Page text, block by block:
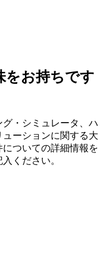
をお持ちです
・シミュレータ、ハ
ーションに関する大
ついての詳細情報を
ください。